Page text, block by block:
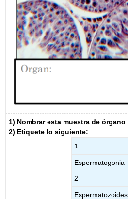
1) Nombrar esta muestra de órgano
2) Etiquete lo siguiente:
1
Espermatogonia
2
Espermatozoides